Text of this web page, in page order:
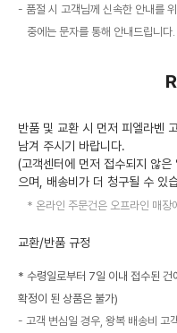
품절 시 고객님께 신속한 안내를
중에는 문자를 통해 안내드립니다.
반품 및 교환 시 먼저 피엘라벤
남겨 주시기 바랍니다.
(고객센터에 먼저 접수되지 않
으며, 배송비가 더 청구될 수 있
온라인 주문건은 오프라인 매장
교환/반품 규정
* 수령일로부터 7일 이내 접수된 건
확정이 된 상품은 불가)
고객 변심일 경우, 왕복 배송비 고